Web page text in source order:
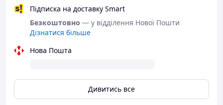
Підписка на доставку Smart
Безкоштовно — у відділення Нової Пошти
Дізнатися більше
Нова Пошта
Дивитись все